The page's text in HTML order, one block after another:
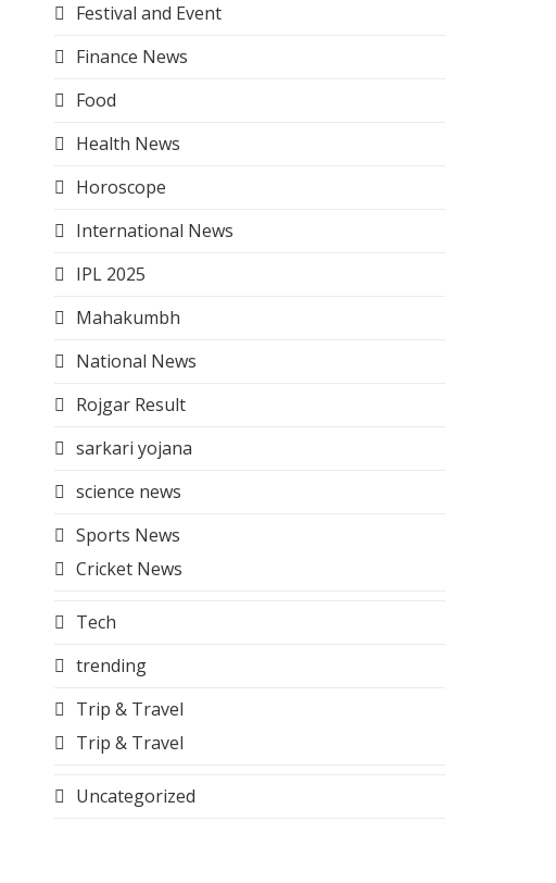
Festival and Event
Finance News
Food
Health News
Horoscope
International News
IPL 2025
Mahakumbh
National News
Rojgar Result
sarkari yojana
science news
Sports News
Cricket News
Tech
trending
Trip & Travel
Trip & Travel
Uncategorized